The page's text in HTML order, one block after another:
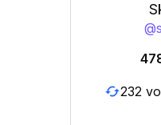
@
232